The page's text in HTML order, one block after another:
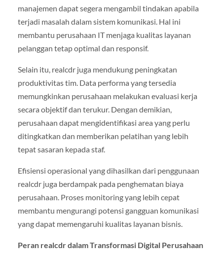
manajemen dapat segera mengambil tindakan apabila
terjadi masalah dalam sistem komunikasi. Hal ini
membantu perusahaan IT menjaga kualitas layanan
pelanggan tetap optimal dan responsif.
Selain itu, realcdr juga mendukung peningkatan
produktivitas tim. Data performa yang tersedia
memungkinkan perusahaan melakukan evaluasi kerja
secara objektif dan terukur. Dengan demikian,
perusahaan dapat mengidentifikasi area yang perlu
ditingkatkan dan memberikan pelatihan yang lebih
tepat sasaran kepada staf.
Efisiensi operasional yang dihasilkan dari penggunaan
realcdr juga berdampak pada penghematan biaya
perusahaan. Proses monitoring yang lebih cepat
membantu mengurangi potensi gangguan komunikasi
yang dapat memengaruhi kualitas layanan bisnis.
Peran realcdr dalam Transformasi Digital Perusahaan